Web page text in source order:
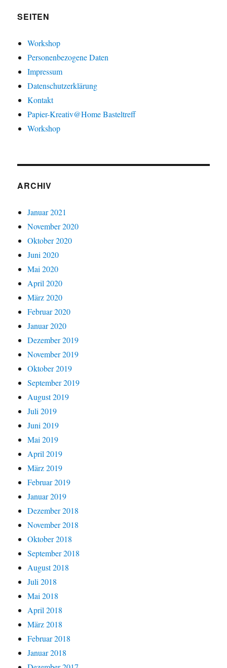
SEITEN
Workshop
Personenbezogene Daten
Impressum
Datenschutzerklärung
Kontakt
Papier-Kreativ@Home Basteltreff
Workshop
ARCHIV
Januar 2021
November 2020
Oktober 2020
Juni 2020
Mai 2020
April 2020
März 2020
Februar 2020
Januar 2020
Dezember 2019
November 2019
Oktober 2019
September 2019
August 2019
Juli 2019
Juni 2019
Mai 2019
April 2019
März 2019
Februar 2019
Januar 2019
Dezember 2018
November 2018
Oktober 2018
September 2018
August 2018
Juli 2018
Mai 2018
April 2018
März 2018
Februar 2018
Januar 2018